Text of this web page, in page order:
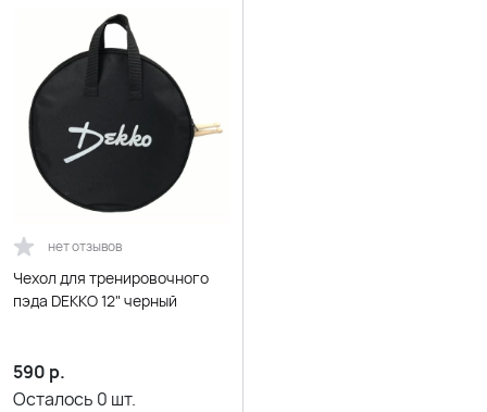
нет отзывов
Чехол для тренировочного
пэда DEKKO 12" черный
590 р.
Осталось 0 шт.